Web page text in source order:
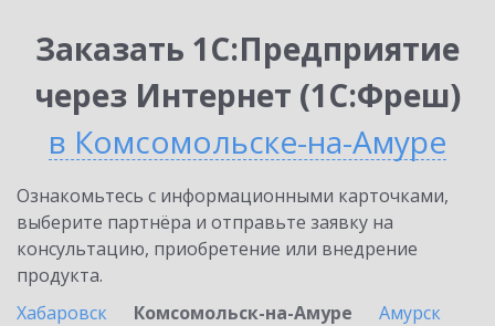
Заказать 1С:Предприятие
через Интернет (1С:Фреш)
в Комсомольске-на-Амуре
Ознакомьтесь с информационными карточками,
выберите партнёра и отправьте заявку на
консультацию, приобретение или внедрение
продукта.
Хабаровск
Комсомольск-на-Амуре
Амурск